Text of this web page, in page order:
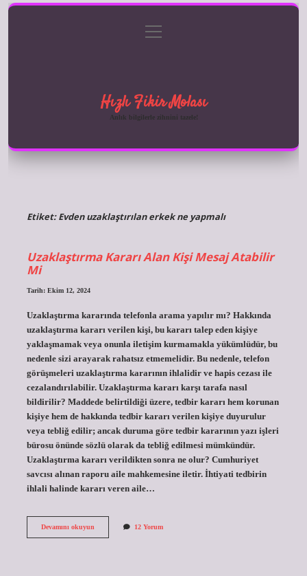
Gizlilik Politikası
menüyü
aç
Hızlı Fikir Molası
Anlık bilgilerle zihnini tazele!
Etiket:Evden uzaklaştırılan erkek ne yapmalı
Uzaklaştırma Kararı Alan Kişi Mesaj Atabilir
Mi
Tarih: Ekim 12, 2024
Uzaklaştırma kararında telefonla arama yapılır mı? Hakkında
uzaklaştırma kararı verilen kişi, bu kararı talep eden kişiye
yaklaşmamak veya onunla iletişim kurmamakla yükümlüdür, bu
nedenle sizi arayarak rahatsız etmemelidir. Bu nedenle, telefon
görüşmeleri uzaklaştırma kararının ihlalidir ve hapis cezası ile
cezalandırılabilir. Uzaklaştırma kararı karşı tarafa nasıl
bildirilir? Maddede belirtildiği üzere, tedbir kararı hem korunan
kişiye hem de hakkında tedbir kararı verilen kişiye duyurulur
veya tebliğ edilir; ancak duruma göre tedbir kararının yazı işleri
bürosu önünde sözlü olarak da tebliğ edilmesi mümkündür.
Uzaklaştırma kararı verildikten sonra ne olur? Cumhuriyet
savcısı alınan raporu aile mahkemesine iletir. İhtiyati tedbirin
ihlali halinde kararı veren aile…
Devamını okuyunUzaklaştırma
12 Yorum